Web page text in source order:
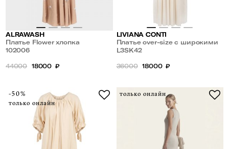
ALRAWASH
Платье Flower хлопка
102006
44000 18000 ₽
LIVIANA CONTI
Платье over-size c широкими
рукавами
L3SK42
36000 18000 ₽
-50%
только онлайн
только онлайн